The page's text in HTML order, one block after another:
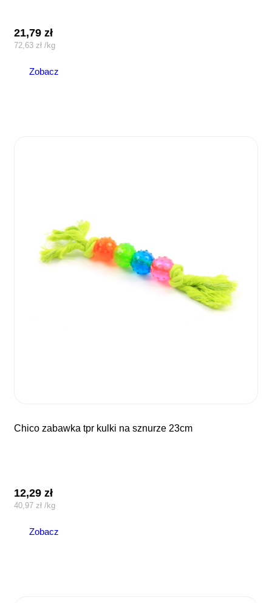
21,79zł
72,63zł /kg
Zobacz
chico zabawka tpr kulki na sznurze 23cm
12,29zł
40,97zł /kg
Zobacz